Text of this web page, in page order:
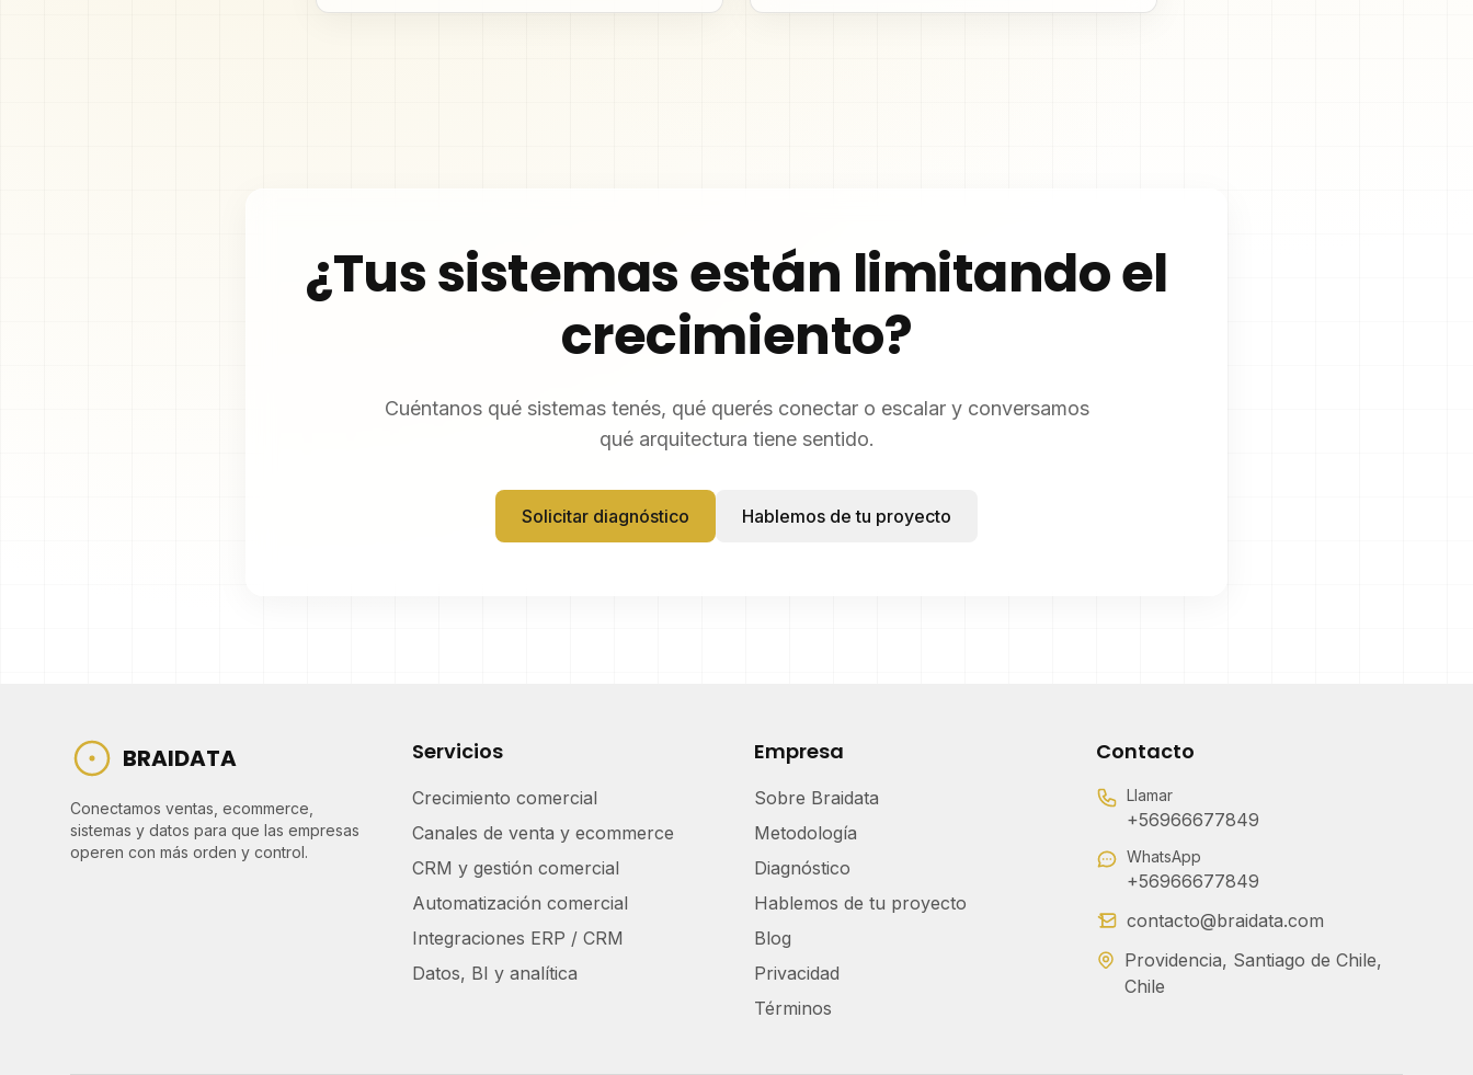
¿Tus sistemas están limitando el
crecimiento?
Cuéntanos qué sistemas tenés, qué querés conectar o escalar y conversamos
qué arquitectura tiene sentido.
Solicitar diagnóstico Hablemos de tu proyecto
BRAIDATA
Conectamos ventas, ecommerce,
sistemas y datos para que las empresas
operen con más orden y control.
Servicios
Crecimiento comercial
Canales de venta y ecommerce
CRM y gestión comercial
Automatización comercial
Integraciones ERP / CRM
Datos, BI y analítica
Empresa
Sobre Braidata
Metodología
Diagnóstico
Hablemos de tu proyecto
Blog
Privacidad
Términos
Contacto
Llamar
+56966677849
WhatsApp
+56966677849
contacto@braidata.com
Providencia, Santiago de Chile,
Chile